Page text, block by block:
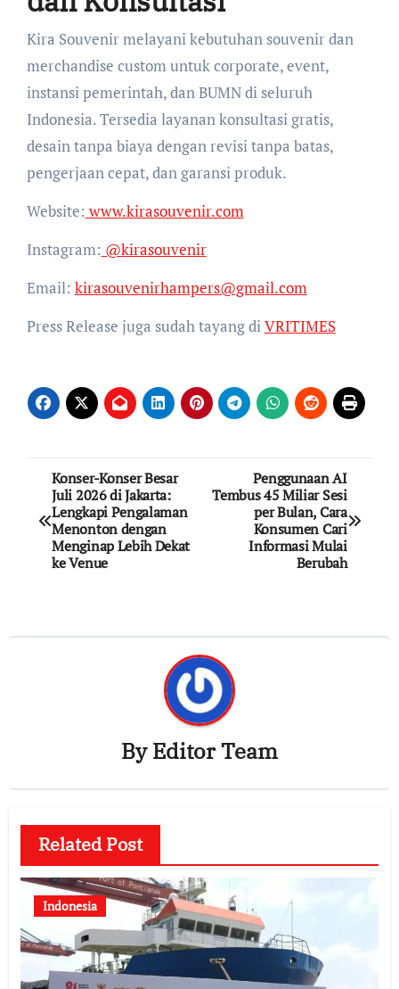
Kira Souvenir melayani kebutuhan souvenir dan
merchandise custom untuk corporate, event,
instansi pemerintah, dan BUMN di seluruh
Indonesia. Tersedia layanan konsultasi gratis,
desain tanpa biaya dengan revisi tanpa batas,
pengerjaan cepat, dan garansi produk.
Website: www.kirasouvenir.com
Instagram: @kirasouvenir
Email: kirasouvenirhampers@gmail.com
Press Release juga sudah tayang diVRITIMES
Post
navigation
Konser-Konser Besar
Juli 2026 di Jakarta:
Lengkapi Pengalaman
Menonton dengan
Menginap Lebih Dekat
ke Venue
Penggunaan AI
Tembus 45 Miliar Sesi
per Bulan, Cara
Konsumen Cari
Informasi Mulai
Berubah
ByEditor Team
Related Post
Indonesia